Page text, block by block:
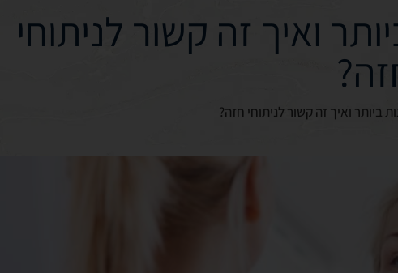
ואיך זה קשור לניתוחי
ביותר ואיך זה קשור לניתוחי חזה?